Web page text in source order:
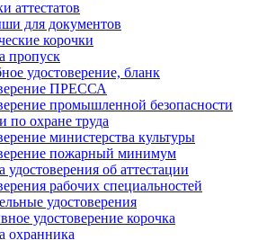
аттестатов
для документов
корочки
пропуск
удостоверение, бланк
ПРЕССА
промышленной безопасности
по охране труда
министерства культуры
пожарный минимум
удостоверения об аттестации
рабочих специальностей
удостоверения
удостоверение корочка
охранника